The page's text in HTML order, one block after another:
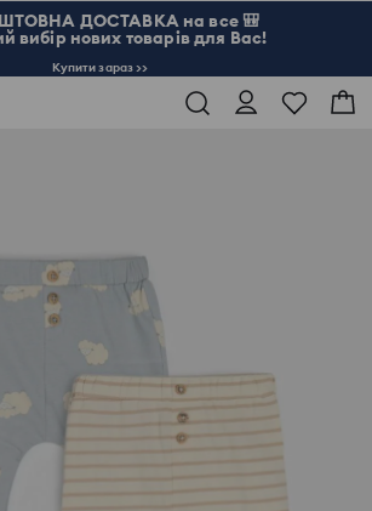
ДОСТАВКА на все 🎒
вибір нових товарів для Вас!
Купити зараз >>